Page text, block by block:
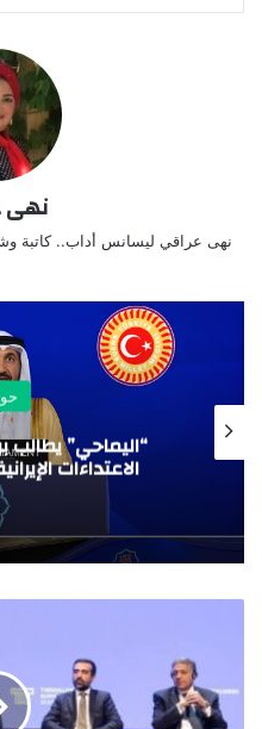
نهى
نهى عراقي ليسانس أداب.. كاتبة
حوادث
“اليماحي” يطالب برلمانات
الاعتداءات الإيرانية ضد